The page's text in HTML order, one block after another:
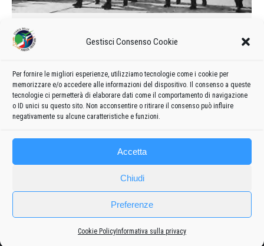
Gestisci Consenso Cookie
Per fornire le migliori esperienze, utilizziamo tecnologie come i cookie per
memorizzare e/o accedere alle informazioni del dispositivo. Il consenso a queste
tecnologie ci permetterà di elaborare dati come il comportamento di navigazione
o ID unici su questo sito. Non acconsentire o ritirare il consenso può influire
negativamente su alcune caratteristiche e funzioni.
Accetta
Chiudi
Preferenze
Cookie Policy Informativa sulla privacy
Camerati a Villafranca
1962
di Reggio E. la ormai classica manifestazione aviatoria
organizzata dal locale Aero Club.
Frecce
Privacy policy-Cookie policy